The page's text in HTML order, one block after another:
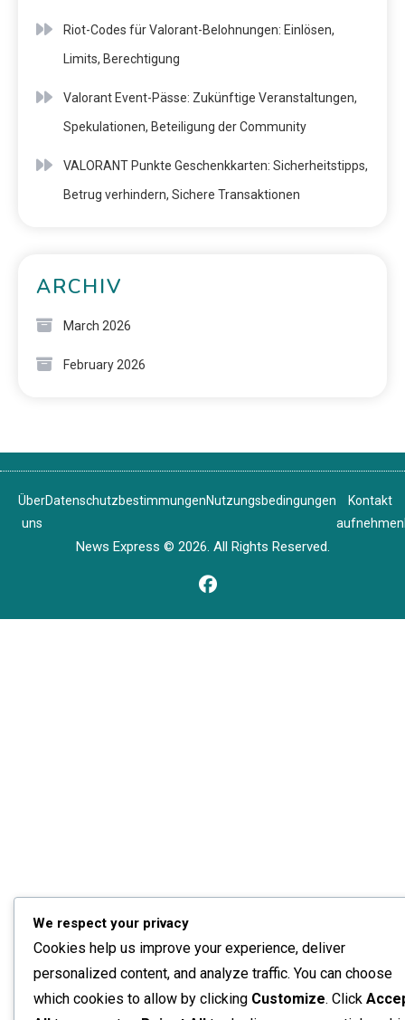
Riot-Codes für Valorant-Belohnungen: Einlösen,
Limits, Berechtigung
Valorant Event-Pässe: Zukünftige Veranstaltungen,
Spekulationen, Beteiligung der Community
VALORANT Punkte Geschenkkarten: Sicherheitstipps,
Betrug verhindern, Sichere Transaktionen
ARCHIV
March 2026
February 2026
Über
uns
DatenschutzbestimmungenNutzungsbedingungen
Kontakt
aufnehmen
News Express © 2026. All Rights Reserved.
We respect your privacy
Cookies help us improve your experience, deliver
personalized content, and analyze traffic. You can choose
which cookies to allow by clicking Customize. Click